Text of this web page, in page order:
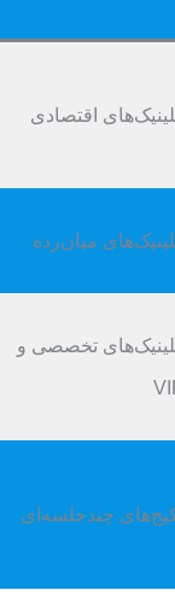
اقتصادی
میان‌رده
تخصصی و
چندجلسه‌ای